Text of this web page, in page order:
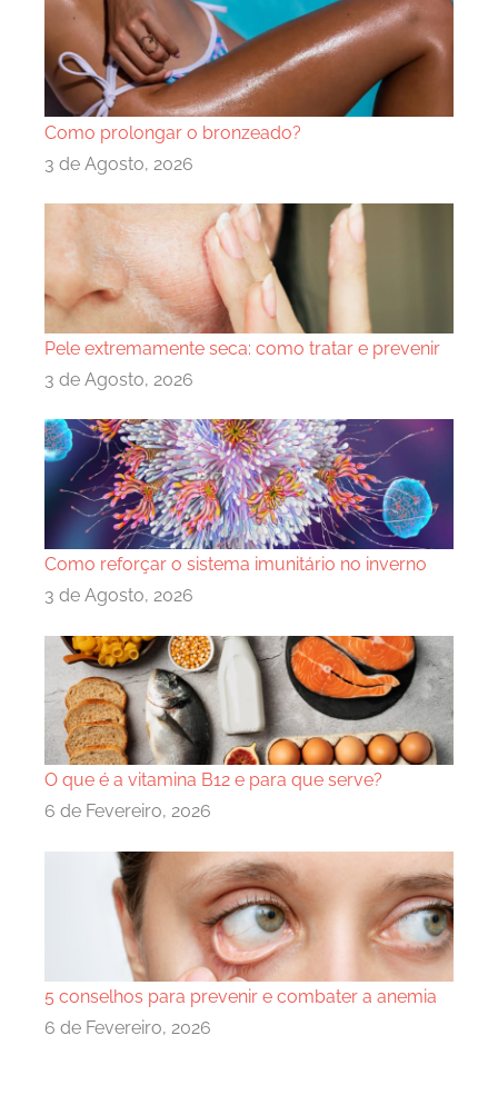
Como prolongar o bronzeado?
3 de Agosto, 2026
Pele extremamente seca: como tratar e prevenir
3 de Agosto, 2026
Como reforçar o sistema imunitário no inverno
3 de Agosto, 2026
O que é a vitamina B12 e para que serve?
6 de Fevereiro, 2026
5 conselhos para prevenir e combater a anemia
6 de Fevereiro, 2026